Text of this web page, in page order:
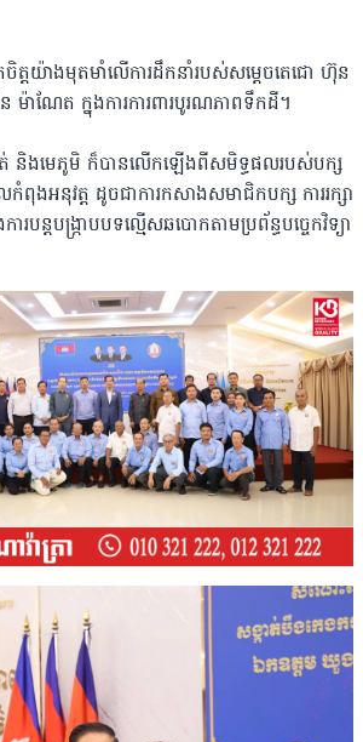
តយ៉ាងមុតមាំលើការដឹកនាំរបស់សម្តេចតេជោ ហ៊ុន
ាណែត ក្នុងការការពារបូរណភាពទឹកដី។
ត់ និងមេភូមិ ក៏បានលើកឡើងពីសមិទ្ធផលរបស់បក្ស
ពុងអនុវត្ត ដូចជាការកសាងសមាជិកបក្ស ការរក្សា
បន្តបង្ក្រាបបទល្មើសឆបោកតាមប្រព័ន្ធបច្ចេកវិទ្យា